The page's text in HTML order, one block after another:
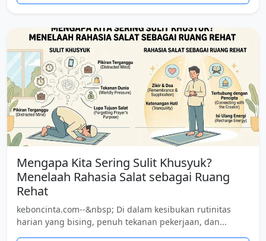
Mengapa Kita Sering Sulit Khusyuk?
Menelaah Rahasia Salat sebagai Ruang
Rehat
keboncinta.com--&nbsp; Di dalam kesibukan rutinitas
harian yang bising, penuh tekanan pekerjaan, dan...